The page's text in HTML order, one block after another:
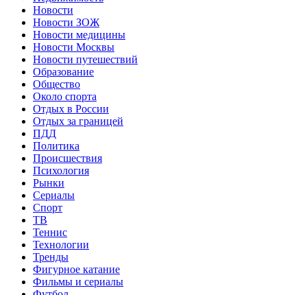
Новости
Новости ЗОЖ
Новости медицины
Новости Москвы
Новости путешествий
Образование
Общество
Около спорта
Отдых в России
Отдых за границей
ПДД
Политика
Происшествия
Психология
Рынки
Сериалы
Спорт
ТВ
Теннис
Технологии
Тренды
Фигурное катание
Фильмы и сериалы